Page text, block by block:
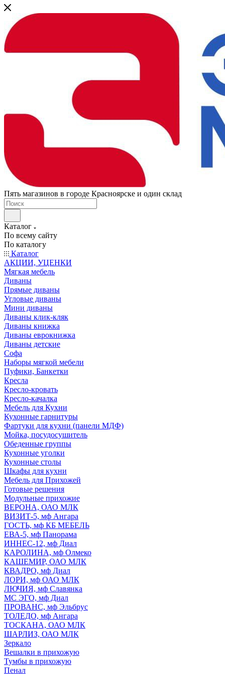
Пять магазинов в городе Красноярске и один склад
Каталог
По всему сайту
По каталогу
Каталог
АКЦИИ, УЦЕНКИ
Мягкая мебель
Диваны
Прямые диваны
Угловые диваны
Мини диваны
Диваны клик-кляк
Диваны книжка
Диваны еврокнижка
Диваны детские
Софа
Наборы мягкой мебели
Пуфики, Банкетки
Кресла
Кресло-кровать
Кресло-качалка
Мебель для Кухни
Кухонные гарнитуры
Фартуки для кухни (панели МДФ)
Мойка, посудосушитель
Обеденные группы
Кухонные уголки
Кухонные столы
Шкафы для кухни
Мебель для Прихожей
Готовые решения
Модульные прихожие
ВЕРОНА, ОАО МЛК
ВИЗИТ-5, мф Ангара
ГОСТЬ, мф КБ МЕБЕЛЬ
ЕВА-5, мф Панорама
ИННЕС-12, мф Диал
КАРОЛИНА, мф Олмеко
КАШЕМИР, ОАО МЛК
КВАДРО, мф Диал
ЛОРИ, мф ОАО МЛК
ЛЮЧИЯ, мф Славянка
МС ЭГО, мф Диал
ПРОВАНС, мф Эльбрус
ТОЛЕДО, мф Ангара
ТОСКАНА, ОАО МЛК
ШАРЛИЗ, ОАО МЛК
Зеркало
Вешалки в прихожую
Тумбы в прихожую
Пенал